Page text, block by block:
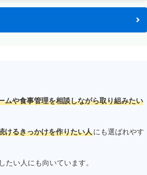
ムや食事管理を相談しながら取り組みたい
けるきっかけを作りたい人にも選ばれやす
い人にも向いています。